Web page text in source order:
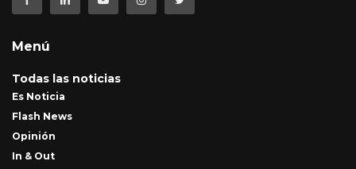
Menú
Todas las noticias
Es Noticia
Flash News
Opinión
In & Out